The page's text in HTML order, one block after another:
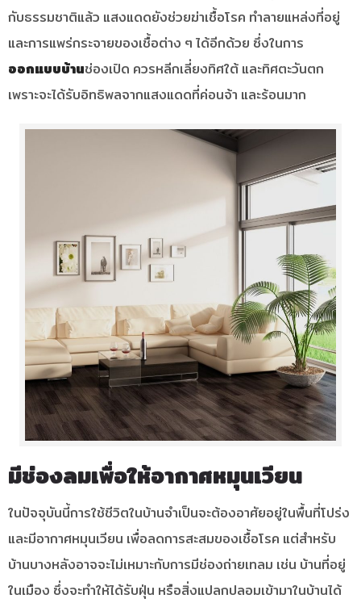
กับธรรมชาติแล้ว แสงแดดยังช่วยฆ่าเชื้อโรค ทำลายแหล่งที่อยู่
และการแพร่กระจายของเชื้อต่าง ๆ ได้อีกด้วย ซึ่งในการ
ออกแบบบ้านช่องเปิด ควรหลีกเลี่ยงทิศใต้ และทิศตะวันตก
เพราะจะได้รับอิทธิพลจากแสงแดดที่ค่อนจ้า และร้อนมาก
มีช่องลมเพื่อให้อากาศหมุนเวียน
ในปัจจุบันนี้การใช้ชีวิตในบ้านจำเป็นจะต้องอาศัยอยู่ในพื้นที่โปร่ง
และมีอากาศหมุนเวียน เพื่อลดการสะสมของเชื้อโรค แต่สำหรับ
บ้านบางหลังอาจจะไม่เหมาะกับการมีช่องถ่ายเทลม เช่น บ้านที่อยู่
ในเมือง ซึ่งจะทำให้ได้รับฝุ่น หรือสิ่งแปลกปลอมเข้ามาในบ้านได้